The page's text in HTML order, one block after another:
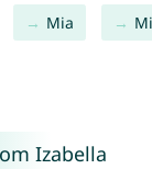
Mia
Izabella